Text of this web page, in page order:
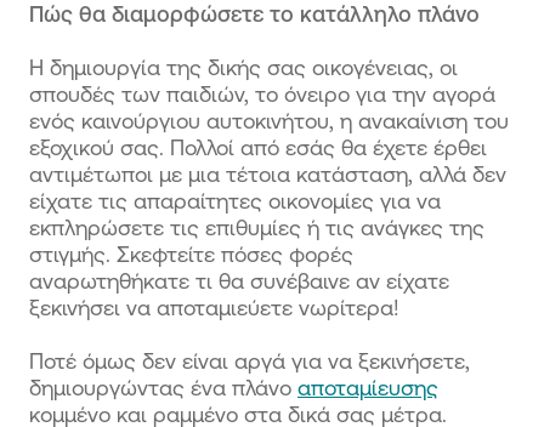
Πώς θα διαμορφώσετε το κατάλληλο πλάνο
Η δημιουργία της δικής σας οικογένειας, οι
σπουδές των παιδιών, το όνειρο για την αγορά
ενός καινούργιου αυτοκινήτου, η ανακαίνιση του
εξοχικού σας. Πολλοί από εσάς θα έχετε έρθει
αντιμέτωποι με μια τέτοια κατάσταση, αλλά δεν
είχατε τις απαραίτητες οικονομίες για να
εκπληρώσετε τις επιθυμίες ή τις ανάγκες της
στιγμής. Σκεφτείτε πόσες φορές
αναρωτηθήκατε τι θα συνέβαινε αν είχατε
ξεκινήσει να αποταμιεύετε νωρίτερα!
Ποτέ όμως δεν είναι αργά για να ξεκινήσετε,
δημιουργώντας ένα πλάνο αποταμίευσης
κομμένο και ραμμένο στα δικά σας μέτρα.